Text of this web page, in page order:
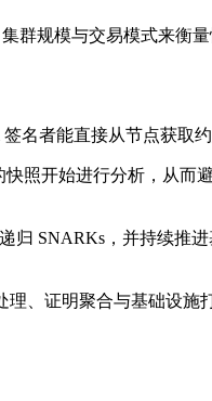
群规模与交易模式来衡量
名者能直接从节点获取约
照开始进行分析，从而
归 SNARKs，并持续推
理、证明聚合与基础设施